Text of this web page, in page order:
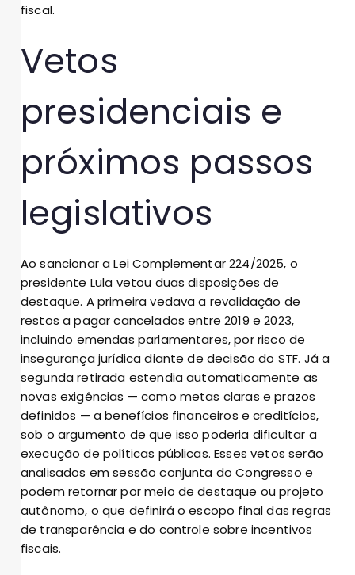
fiscal.
Vetos
presidenciais e
próximos passos
legislativos
Ao sancionar a Lei Complementar 224/2025, o
presidente Lula vetou duas disposições de
destaque. A primeira vedava a revalidação de
restos a pagar cancelados entre 2019 e 2023,
incluindo emendas parlamentares, por risco de
insegurança jurídica diante de decisão do STF. Já a
segunda retirada estendia automaticamente as
novas exigências — como metas claras e prazos
definidos — a benefícios financeiros e creditícios,
sob o argumento de que isso poderia dificultar a
execução de políticas públicas. Esses vetos serão
analisados em sessão conjunta do Congresso e
podem retornar por meio de destaque ou projeto
autônomo, o que definirá o escopo final das regras
de transparência e do controle sobre incentivos
fiscais.